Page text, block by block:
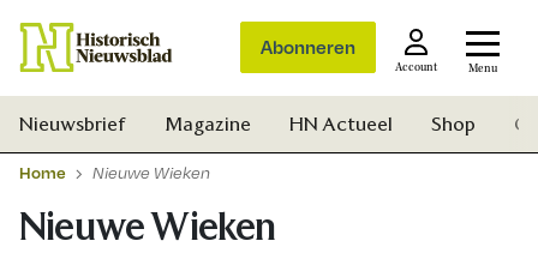
Abonneren
Account Menu
Nieuwsbrief Magazine HN Actueel Shop
Home Nieuwe Wieken
Nieuwe Wieken